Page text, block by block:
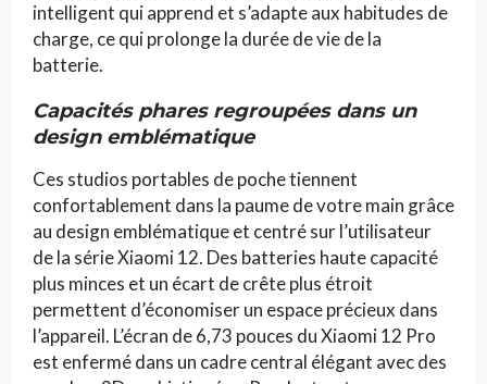
intelligent qui apprend et s’adapte aux habitudes de
charge, ce qui prolonge la durée de vie de la
batterie.
Capacités phares regroupées dans un
design emblématique
Ces studios portables de poche tiennent
confortablement dans la paume de votre main grâce
au design emblématique et centré sur l’utilisateur
de la série Xiaomi 12. Des batteries haute capacité
plus minces et un écart de crête plus étroit
permettent d’économiser un espace précieux dans
l’appareil. L’écran de 6,73 pouces du Xiaomi 12 Pro
est enfermé dans un cadre central élégant avec des